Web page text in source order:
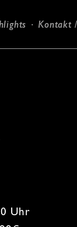
Kontakt
Uhr